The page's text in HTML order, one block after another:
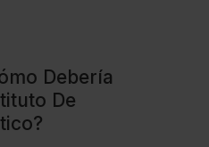
Debería
De